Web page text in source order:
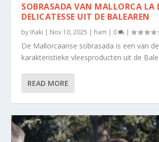
SOBRASADA VAN MALLORCA LA
DELICATESSE UIT DE BALEAREN
by Iñaki | Nov 10, 2025 | ham | 0 |
De Mallorcaanse sobrasada is een van
karakteristieke vleesproducten uit de
READ MORE